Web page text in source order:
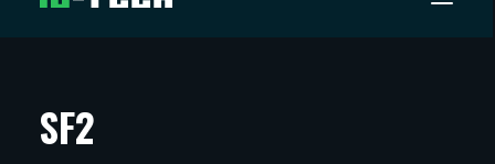
ARTIKKELIT
SF2